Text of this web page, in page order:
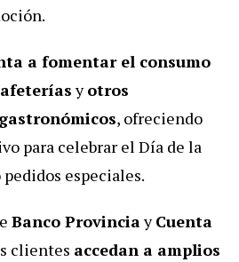
a fomentar el consumo
yotros
, ofreciendo
para celebrar el Día de la
especiales.
Banco ProvinciayCuenta
clientes accedan a amplios